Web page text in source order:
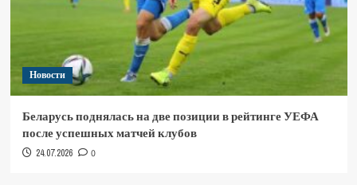
Новости
Беларусь поднялась на две позиции в рейтинге УЕФА
после успешных матчей клубов
24.07.2026 0